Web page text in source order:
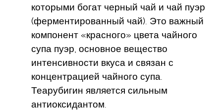
которыми богат черный чай и чай пуэр
(ферментированный чай). Это важный
компонент «красного» цвета чайного
супа пуэр, основное вещество
интенсивности вкуса и связан с
концентрацией чайного супа.
Теарубигин является сильным
антиоксидантом.